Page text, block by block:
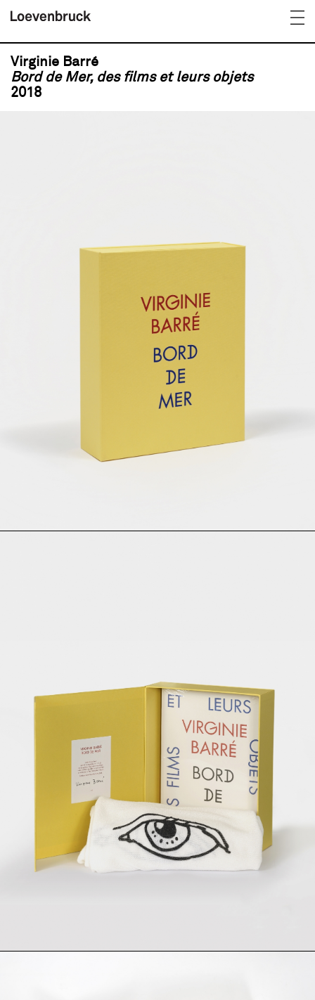
Virginie Barré
Bord de Mer, des films et leurs objets
2018